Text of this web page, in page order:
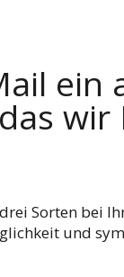
ein
Sorten bei
und